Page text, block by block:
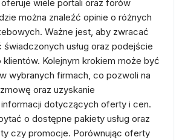
wiele portali oraz forów
można znaleźć opinie o różnych
Ważne jest, aby zwracać
świadczonych usług oraz podejście
Kolejnym krokiem może być
wybranych firmach, co pozwoli na
oraz uzyskanie
dotyczących oferty i cen.
o dostępne pakiety usług oraz
czy promocje. Porównując oferty